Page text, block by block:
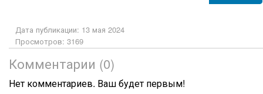
Дата публикации: 13 мая 2024
Просмотров: 3169
Комментарии (0)
Нет комментариев. Ваш будет первым!